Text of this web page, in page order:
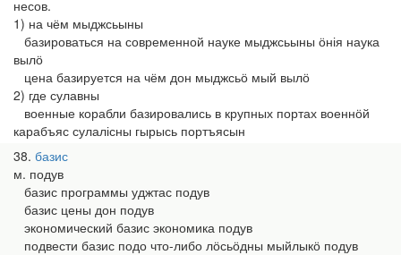
несов.
1) на чём мыджсьыны
базироваться на современной науке мыджсьыны ӧнія наука
вылӧ
цена базируется на чём дон мыджсьӧ мый вылӧ
2) где сулавны
военные корабли базировались в крупных портах военнӧй
карабъяс сулалісны гырысь портъясын
38 базис
м. подув
базис программы уджтас подув
базис цены дон подув
экономический базис экономика подув
подвести базис подо что-либо лӧсьӧдны мыйлыкӧ подув